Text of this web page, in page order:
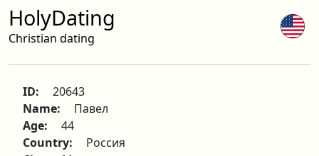
HolyDating
Christian dating
ID:
20643
Name:
Павел
Age:
44
Country:
Россия